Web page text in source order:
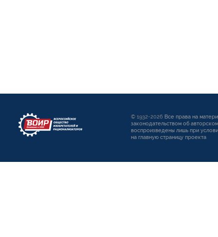
© 1932-2026 Все права на
законодательством об
воспроизведены лишь при
на главную страницу проекта